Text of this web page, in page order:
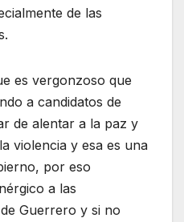
de las
es vergonzoso que
a candidatos de
de alentar a la paz y
violencia y esa es una
por eso
a las
Guerrero y si no